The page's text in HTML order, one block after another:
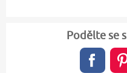
Podělte se